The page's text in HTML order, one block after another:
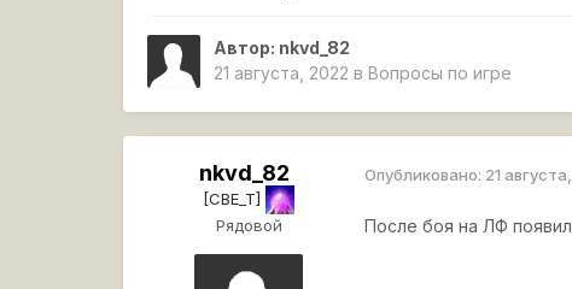
Автор: nkvd_82
21 августа, 2022 в Вопросы по игре
nkvd_82
[CBE_T]
Рядовой
Опубликовано: 21
После боя на ЛФ